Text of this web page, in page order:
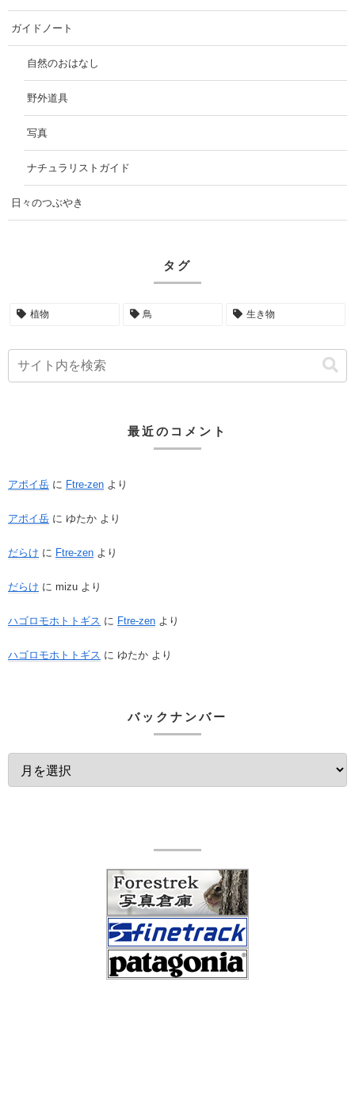
ガイドノート
自然のおはなし
野外道具
写真
ナチュラリストガイド
日々のつぶやき
タグ
植物 鳥 生き物
最近のコメント
アポイ岳 に Ftre-zen より
アポイ岳 に ゆたか より
だらけ に Ftre-zen より
だらけ に mizu より
ハゴロモホトトギス に Ftre-zen より
ハゴロモホトトギス に ゆたか より
バックナンバー